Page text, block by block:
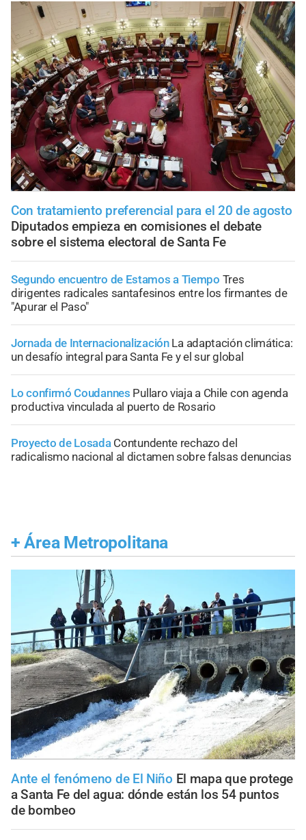
Con tratamiento preferencial para el 20 de agosto
Diputados empieza en comisiones el debate
sobre el sistema electoral de Santa Fe
Segundo encuentro de Estamos a Tiempo Tres
dirigentes radicales santafesinos entre los firmantes de
"Apurar el Paso"
Jornada de Internacionalización La adaptación climática:
un desafío integral para Santa Fe y el sur global
Lo confirmó Coudannes Pullaro viaja a Chile con agenda
productiva vinculada al puerto de Rosario
Proyecto de Losada Contundente rechazo del
radicalismo nacional al dictamen sobre falsas denuncias
+ Área Metropolitana
Ante el fenómeno de El Niño El mapa que protege
a Santa Fe del agua: dónde están los 54 puntos
de bombeo